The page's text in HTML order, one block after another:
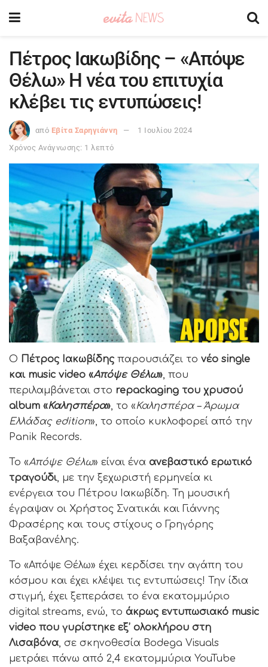
Πέτρος Ιακωβίδης – «Απόψε
Θέλω» Η νέα του επιτυχία
κλέβει τις εντυπώσεις!
από Εβίτα Σαρηγιάννη
1 Ιουλίου 2024
Χρόνος Ανάγνωσης: 1 λεπτό
Ο Πέτρος Ιακωβίδης παρουσιάζει το νέο single
και music video «Απόψε Θέλω», που
περιλαμβάνεται στο repackaging του χρυσού
album «Καλησπέρα», το «Καλησπέρα – Άρωμα
Ελλάδας edition», το οποίο κυκλοφορεί από την
Panik Records.
Το «Απόψε Θέλω» είναι ένα ανεβαστικό ερωτικό
τραγούδι, με την ξεχωριστή ερμηνεία κι
ενέργεια του Πέτρου Ιακωβίδη. Τη μουσική
έγραψαν οι Χρήστος Σνατικάι και Γιάννης
Φρασέρης και τους στίχους ο Γρηγόρης
Βαξαβανέλης.
Το «Απόψε Θέλω» έχει κερδίσει την αγάπη του
κόσμου και έχει κλέψει τις εντυπώσεις! Την ίδια
στιγμή, έχει ξεπεράσει το ένα εκατομμύριο
digital streams, ενώ, το άκρως εντυπωσιακό music
video που γυρίστηκε εξ’ ολοκλήρου στη
Λισαβόνα, σε σκηνοθεσία Bodega Visuals
μετράει πάνω από 2,4 εκατομμύρια YouTube